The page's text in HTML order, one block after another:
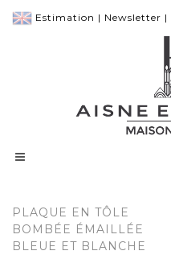
Estimation | Newsletter |
PLAQUE EN TÔLE
BOMBÉE ÉMAILLÉE
BLEUE ET BLANCHE